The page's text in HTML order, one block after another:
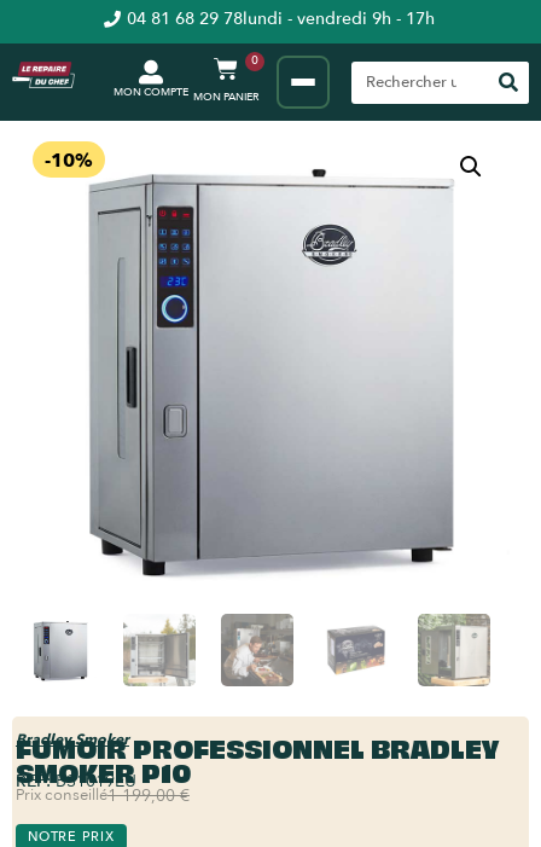
04 81 68 29 78lundi - vendredi 9h - 17h
MON COMPTE
0
-10%
Bradley Smoker
FUMOIR PROFESSIONNEL BRADLEY
SMOKER P10
REF:BS1019EU
Prix conseillé1 199,00 €
NOTRE PRIX